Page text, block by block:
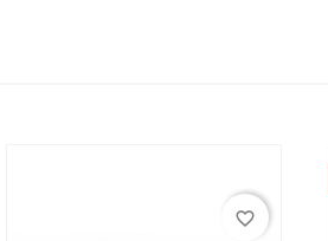
favorite_border